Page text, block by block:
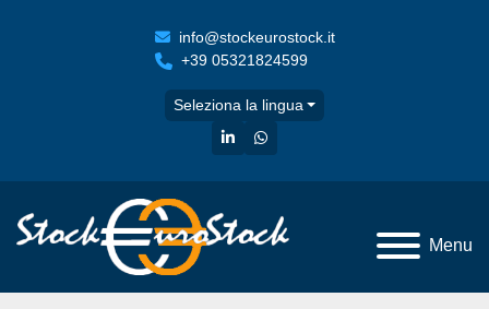
info@stockeurostock.it
+39 05321824599
Seleziona la lingua
linkedinwhatsapp
Menu